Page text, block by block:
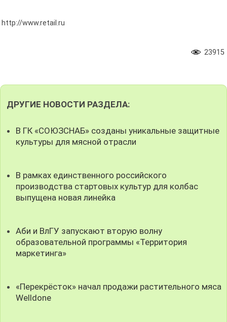
http://www.retail.ru
23915
ДРУГИЕ НОВОСТИ РАЗДЕЛА:
В ГК «СОЮЗСНАБ» созданы уникальные защитные
культуры для мясной отрасли
В рамках единственного российского
производства стартовых культур для колбас
выпущена новая линейка
Аби и ВлГУ запускают вторую волну
образовательной программы «Территория
маркетинга»
«Перекрёсток» начал продажи растительного мяса
Welldone